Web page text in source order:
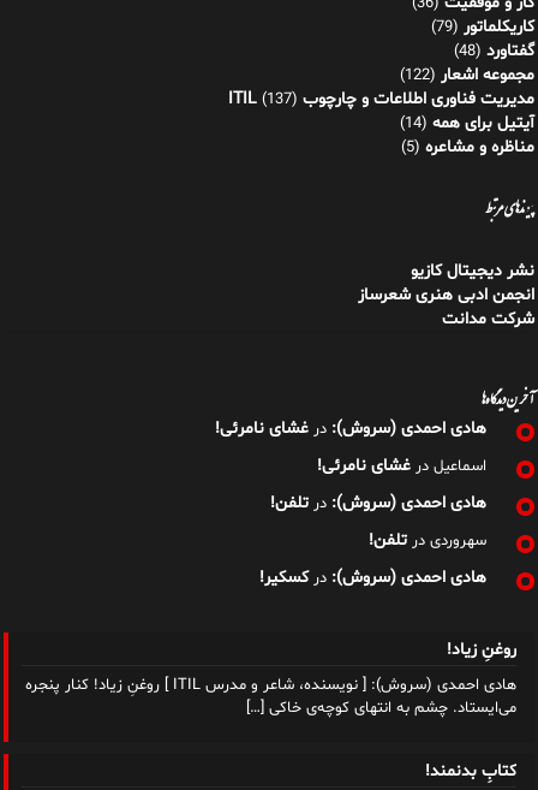
کاریکلماتور (79)
گفتاورد (48)
مجموعه اشعار (122)
مدیریت فناوری اطلاعات و چارچوب ITIL (137)
آیتیل برای همه (14)
مناظره و مشاعره (5)
پیوندهای مرتبط
نشر دیجیتال کازیو
انجمن ادبی هنری شعرساز
شرکت مدانت
آخرین دیدگاه‌ها
هادی احمدی (سروش): در غشای نامرئی!
اسماعیل در غشای نامرئی!
هادی احمدی (سروش): در تلفن!
سهروردی در تلفن!
هادی احمدی (سروش): درکسکیر!
روغنِ زیاد!
هادی احمدی (سروش): [ نویسنده، شاعر و مدرس ITIL ] روغنِ زیاد! کنار پنجره
می‌ایستاد. چشم به انتهای کوچه‌ی خاکی […]
کتابِ بدنمند!